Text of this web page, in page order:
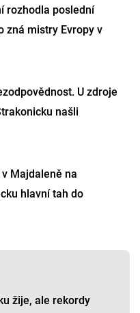
rozhodla poslední
zná mistry Evropy v
U zdroje
našli
Majdaleně na
hlavní tah do
žije, ale rekordy